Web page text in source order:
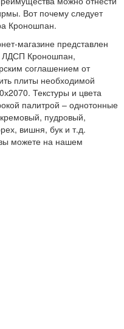
Вот почему следует
Кроношпан.
магазине представлен
ЛДСП Кроношпан,
соглашением от
плиты необходимой
Текстуры и цвета
палитрой – однотонные
пудровый,
вишня, бук и т.д.
можете на нашем